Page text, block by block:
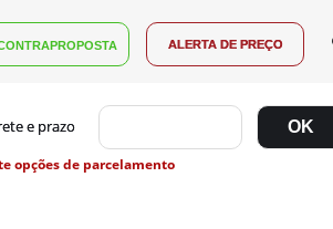
opções de parcelamento